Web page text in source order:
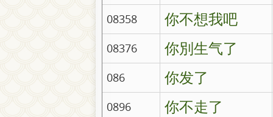
08358 你不想我吧
08376 你別生气了
086 你发了
0896 你不走了